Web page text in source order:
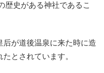
歴史がある神社であるこ
が道後温泉に来た時に造
とされています。